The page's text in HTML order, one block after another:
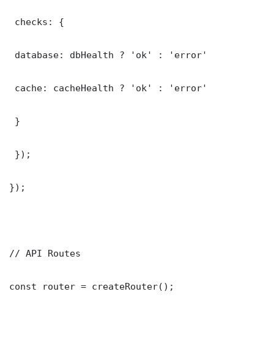
checks: {
database: dbHealth ? 'ok' : 'error'
cache: cacheHealth ? 'ok' : 'error'
}
});
});
// API Routes
const router = createRouter();